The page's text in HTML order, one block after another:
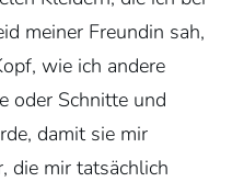
meiner Freundin sah,
wie ich andere
oder Schnitte und
damit sie mir
die mir tatsächlich